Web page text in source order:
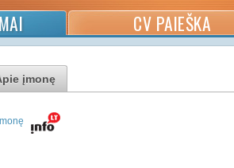
CV PAIEŠKA
įmonę